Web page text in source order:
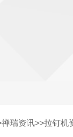
禅瑞资讯>>拉钉机